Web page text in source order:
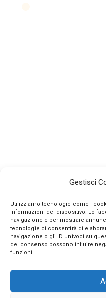
Gestisci
Utilizziamo tecnologie come i
informazioni del dispositivo. Lo
navigazione e per mostrare
tecnologie ci consentirà di
navigazione o gli ID univoci su
del consenso possono influire
funzioni.
INFO
SEGUICI SUI SOCIAL